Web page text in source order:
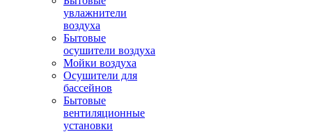
увлажнители
воздуха
Бытовые
осушители воздуха
Мойки воздуха
Осушители для
бассейнов
Бытовые
вентиляционные
установки